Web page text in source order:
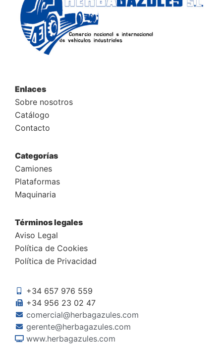
Enlaces
Sobre nosotros
Catálogo
Contacto
Categorías
Camiones
Plataformas
Maquinaria
Términos legales
Aviso Legal
Política de Cookies
Política de Privacidad
+34 657 976 559
+34 956 23 02 47
comercial@herbagazules.com
gerente@herbagazules.com
www.herbagazules.com